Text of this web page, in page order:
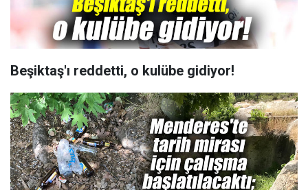
Beşiktaş'ı reddetti, o kulübe gidiyor!